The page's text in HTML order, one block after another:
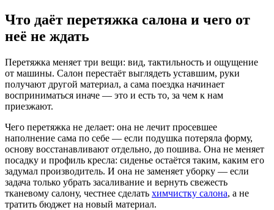
Что даёт перетяжка салона и чего от
неё не ждать
Перетяжка меняет три вещи: вид, тактильность и ощущение
от машины. Салон перестаёт выглядеть уставшим, руки
получают другой материал, а сама поездка начинает
восприниматься иначе — это и есть то, за чем к нам
приезжают.
Чего перетяжка не делает: она не лечит просевшее
наполнение сама по себе — если подушка потеряла форму,
основу восстанавливают отдельно, до пошива. Она не меняет
посадку и профиль кресла: сиденье остаётся таким, каким его
задумал производитель. И она не заменяет уборку — если
задача только убрать засаливание и вернуть свежесть
тканевому салону, честнее сделать химчистку салона, а не
тратить бюджет на новый материал.